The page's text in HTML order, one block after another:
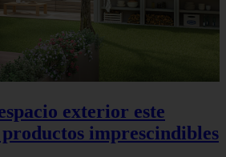
exterior este
imprescindibles